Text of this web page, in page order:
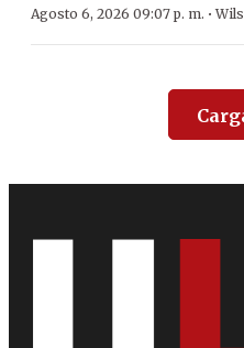
Agosto 6, 2026 09:07 p. m. ·